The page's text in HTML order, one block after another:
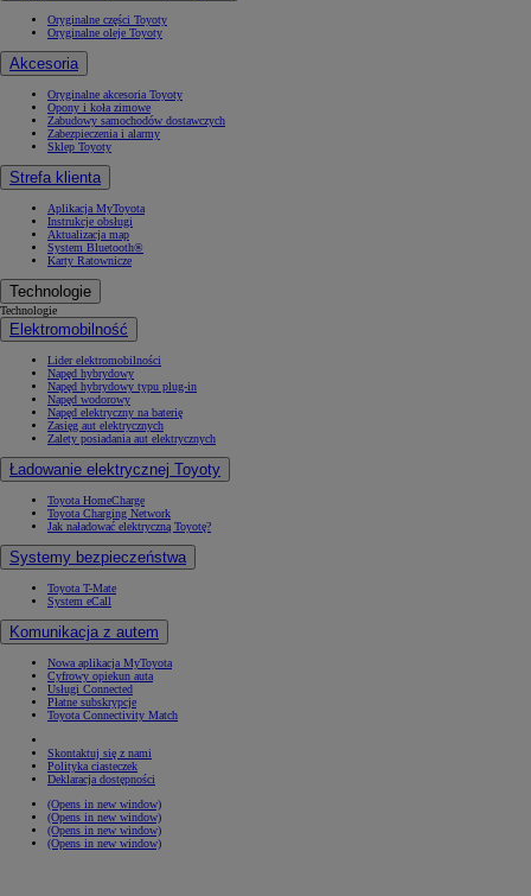
Oryginalne części Toyoty
Oryginalne oleje Toyoty
Akcesoria
Oryginalne akcesoria Toyoty
Opony i koła zimowe
Zabudowy samochodów dostawczych
Zabezpieczenia i alarmy
Sklep Toyoty
Strefa klienta
Aplikacja MyToyota
Instrukcje obsługi
Aktualizacja map
System Bluetooth®
Karty Ratownicze
Technologie
Technologie
Elektromobilność
Lider elektromobilności
Napęd hybrydowy
Napęd hybrydowy typu plug-in
Napęd wodorowy
Napęd elektryczny na baterię
Zasięg aut elektrycznych
Zalety posiadania aut elektrycznych
Ładowanie elektrycznej Toyoty
Toyota HomeCharge
Toyota Charging Network
Jak naładować elektryczną Toyotę?
Systemy bezpieczeństwa
Toyota T-Mate
System eCall
Komunikacja z autem
Nowa aplikacja MyToyota
Cyfrowy opiekun auta
Usługi Connected
Płatne subskrypcje
Toyota Connectivity Match
Skontaktuj się z nami
Polityka ciasteczek
Deklaracja dostępności
(Opens in new window)
(Opens in new window)
(Opens in new window)
(Opens in new window)